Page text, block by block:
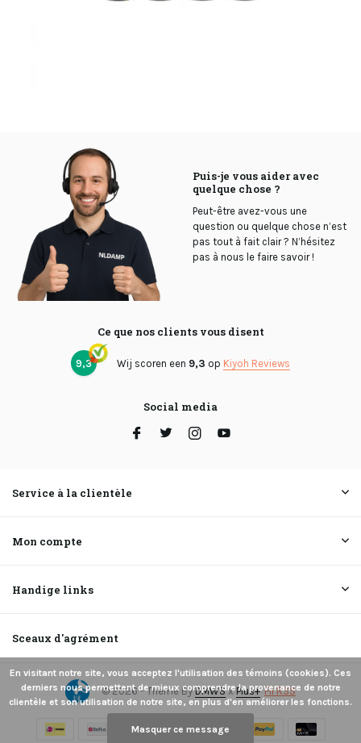
Puis-je vous aider avec
quelque chose ?
Peut-être avez-vous une
question ou quelque chose n’est
pas tout à fait clair ? N’hésitez
pas à nous le faire savoir !
Ce que nos clients vous disent
9,3 Wij scoren een 9,3 op Kiyoh Reviews
Social media
Service à la clientèle
Mon compte
Handige links
Sceaux d'agrément
© 2026 - Theme ByDMWSxPlus+ Fil RSS
En visitant notre site, vous acceptez l'utilisation des témoins (cookies). Ces
derniers nous permettent de mieux comprendre la provenance de notre
clientèle et son utilisation de notre site, en plus d'en améliorer les fonctions.
Masquer ce message